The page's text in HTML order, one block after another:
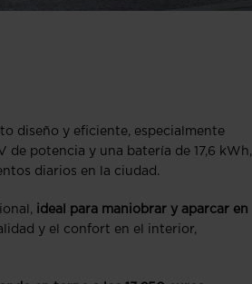
diseño y eficiente, especialmente
potencia y una batería de 17,6 kWh,
diarios en la ciudad.
ideal para maniobrar y aparcar en
y el confort en el interior,